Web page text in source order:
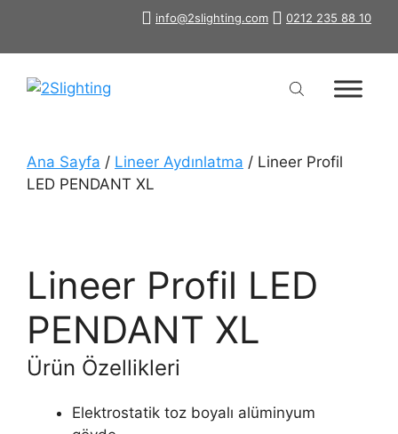
info@2slighting.com 0212 235 88 10
Ana Sayfa / Lineer Aydınlatma / Lineer Profil
LED PENDANT XL
Lineer Profil LED
PENDANT XL
Ürün Özellikleri
Elektrostatik toz boyalı alüminyum